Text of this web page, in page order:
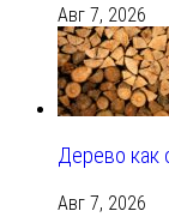
Авг 7, 2026
Дерево как
Авг 7, 2026